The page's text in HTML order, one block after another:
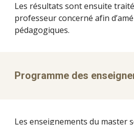
Les résultats sont ensuite
professeur concerné afin
pédagogiques.
Programme des
Les enseignements du master